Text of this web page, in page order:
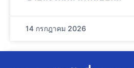
14 กรกฎาคม 2026